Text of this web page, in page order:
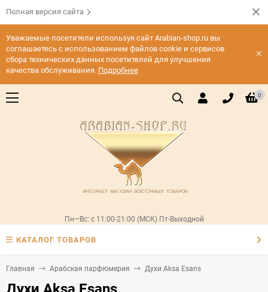
Полная версия сайта
Уважаемые посетители используя сайт Arabian-shop.ru вы
соглашаетесь с использованием файлов cookie и сервисов
сбора технических данных посетителей для улучшения
качества обслуживания. Подробнее
×
0
Пн—Вс: с 11:00-21:00 (МСК) Пт-Выходной
КАТАЛОГ ТОВАРОВ
Главная Арабская парфюмерия Духи Aksa Esans